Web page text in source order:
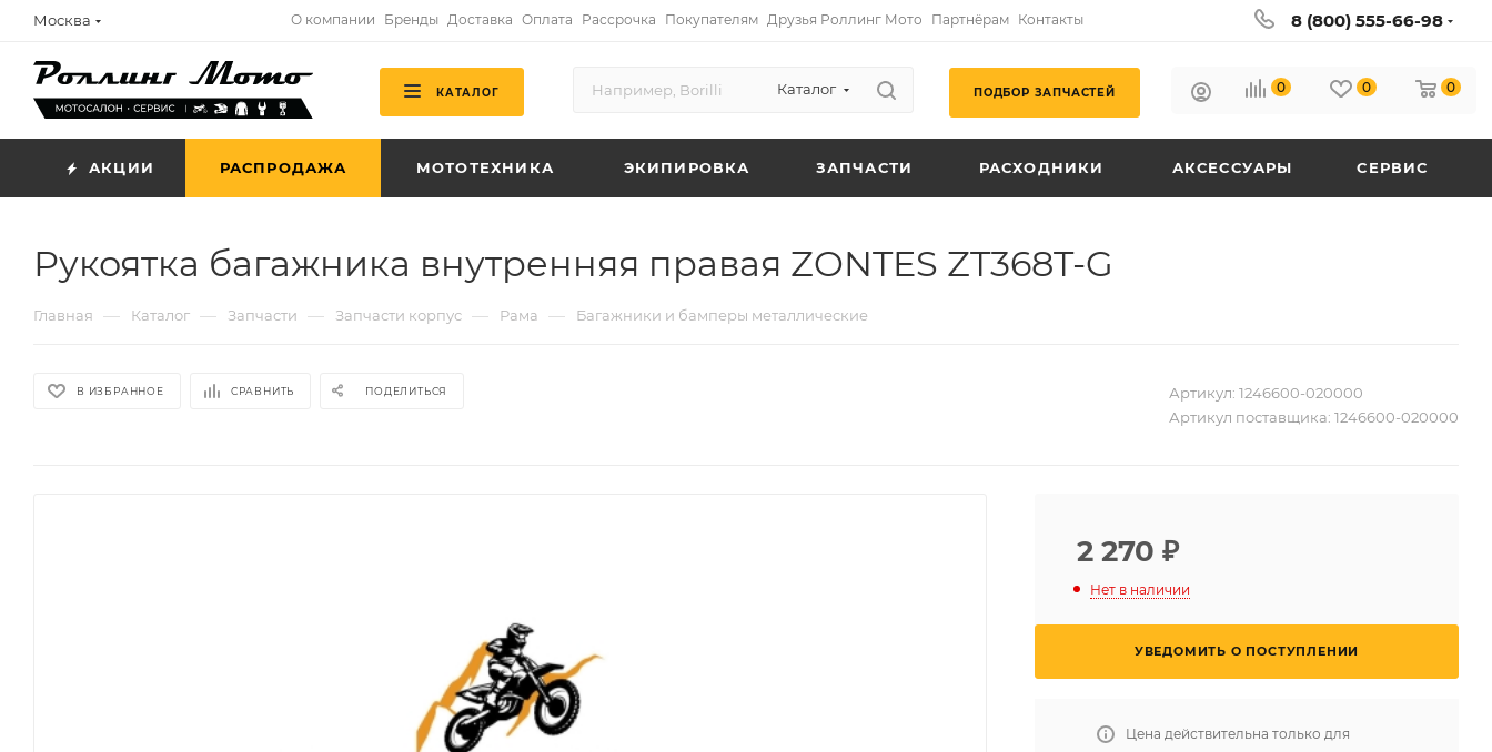
Москва О компании Бренды Доставка Оплата Рассрочка Покупателям Друзья Роллинг Мото Партнёрам Контакты 8 (800) 555-66-98
КАТАЛОГ Каталог ПОДБОР ЗАПЧАСТЕЙ 0 0 0
АКЦИИ РАСПРОДАЖА МОТОТЕХНИКА ЭКИПИРОВКА ЗАПЧАСТИ РАСХОДНИКИ АКСЕССУАРЫ СЕРВИС
Рукоятка багажника внутренняя правая ZONTES ZT368T-G
Главная — Каталог — Запчасти — Запчасти корпус — Рама — Багажники и бамперы металлические
В ИЗБРАННОЕ СРАВНИТЬ ПОДЕЛИТЬСЯ Артикул: 1246600-020000
Артикул поставщика: 1246600-020000
2 270 ₽
Нет в наличии
УВЕДОМИТЬ О ПОСТУПЛЕНИИ
Цена действительна только для